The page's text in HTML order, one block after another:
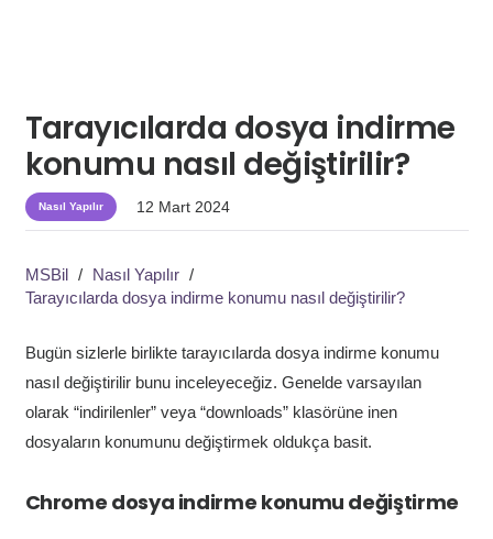
Tarayıcılarda dosya indirme
konumu nasıl değiştirilir?
Nasıl Yapılır 12 Mart 2024
MSBil / Nasıl Yapılır /
Tarayıcılarda dosya indirme konumu nasıl değiştirilir?
Bugün sizlerle birlikte tarayıcılarda dosya indirme konumu
nasıl değiştirilir bunu inceleyeceğiz. Genelde varsayılan
olarak “indirilenler” veya “downloads” klasörüne inen
dosyaların konumunu değiştirmek oldukça basit.
Chrome dosya indirme konumu değiştirme